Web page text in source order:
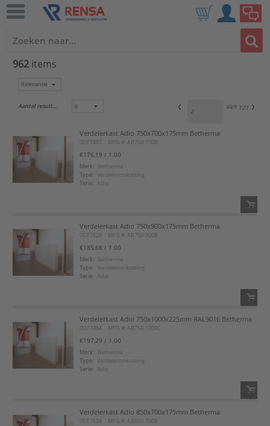
962 items
Aantal resultaten: van 121
Verdelerkast Adio 750x700x175mm Betherma
0DF7487 MFG #: AB750-700B
€176,19 / 1.00
Merk:
Betherma
Type: Verdeleromkasting
Serie: Adio
Voeg toe aan favorietenlijst
Verdelerkast Adio 750x900x175mm Betherma
0DF7520 MFG #: AB750-900B
€185,68 / 1.00
Merk:
Betherma
Type: Verdeleromkasting
Serie: Adio
Voeg toe aan favorietenlijst
Verdelerkast Adio 750x1000x225mm RAL9016 Betherma
0DF7484 MFG #: AB750-1000C
€197,29 / 1.00
Merk:
Betherma
Type: Verdeleromkasting
Serie: Adio
Verdelerkast Adio 850x700x175mm Betherma
0DF7528 MFG #: AB850-700B